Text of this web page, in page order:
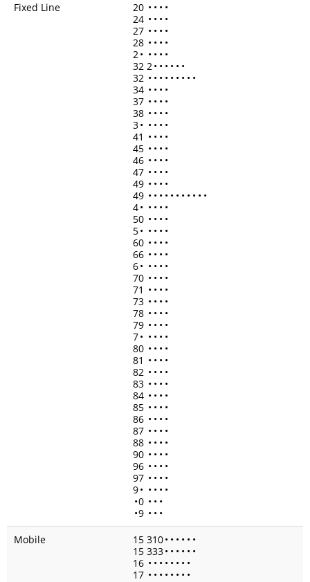
Fixed Line
20 • • • •
24 • • • •
27 • • • •
28 • • • •
2• • • • •
32 2• • • • • •
32 • • • • • • • • •
34 • • • •
37 • • • •
38 • • • •
3• • • • •
41 • • • •
45 • • • •
46 • • • •
47 • • • •
49 • • • •
49 • • • • • • • • • • •
4• • • • •
50 • • • •
5• • • • •
60 • • • •
66 • • • •
6• • • • •
70 • • • •
71 • • • •
73 • • • •
78 • • • •
79 • • • •
7• • • • •
80 • • • •
81 • • • •
82 • • • •
83 • • • •
84 • • • •
85 • • • •
86 • • • •
87 • • • •
88 • • • •
90 • • • •
96 • • • •
97 • • • •
9• • • • •
•0 • • •
•9 • • •
Mobile
15 310• • • • • •
15 333• • • • • •
16 • • • • • • • •
17 • • • • • • • •